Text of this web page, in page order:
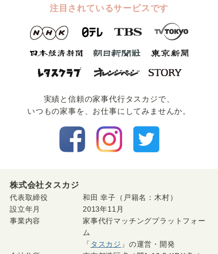
注目されているサービスです
実績と信頼の家事代⾏タスカジで、
いつもの家事を、お仕事にしてみませんか。
株式会社タスカジ
代表取締役
和田 幸子（戸籍名：木村）
設立年月
2013年11月
事業内容
家事代行マッチングプラットフォー
ム
「 タスカジ 」の運営・開発